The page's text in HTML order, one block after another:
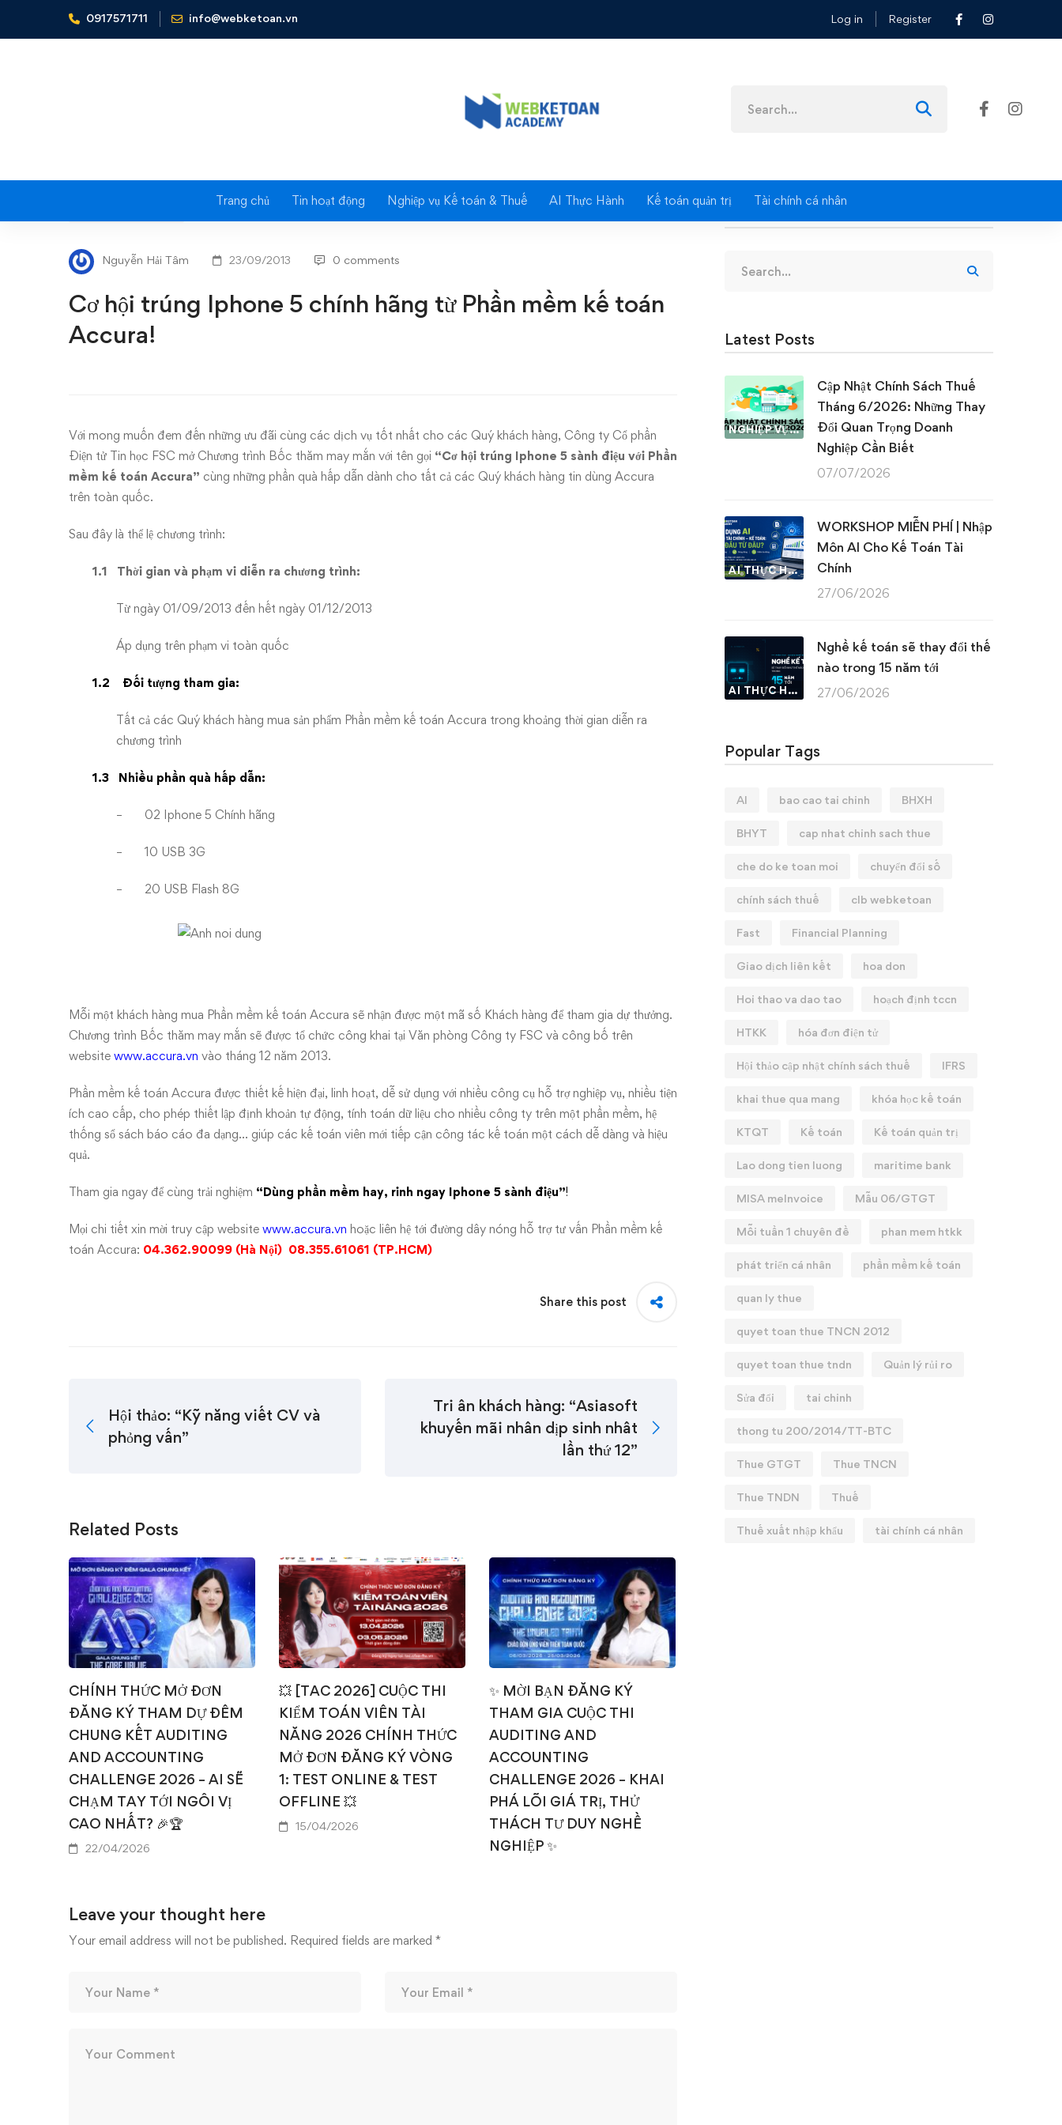
0917571711 info@webketoan.vn Log in Register
for:
Trang chủ Tin hoạt động Nghiệp vụ Kế toán & Thuế AI Thực Hành Kế toán quản trị Tài chính cá nhân
Home Tin tức - Sự kiện Cơ hội trúng Iphone 5 chính hãng từ Phần mềm kế toán Accura!
Cơ
hội
trúng
Iphone
hãng
từ
Phần
mềm
kế
toán
Accura!
Nguyễn Hải Tâm 23/09/2013 0 comments
Cơ hội trúng Iphone 5 chính hãng từ Phần mềm kế toán
Accura!
Với mong muốn đem đến những ưu đãi cùng các dịch vụ tốt nhất cho các Quý khách hàng, Công ty Cổ phần
Điện tử Tin học FSC mở Chương trình Bốc thăm may mắn với tên gọi “Cơ hội trúng Iphone 5 sành điệu với Phần
mềm kế toán Accura” cùng những phần quà hấp dẫn dành cho tất cả các Quý khách hàng tin dùng Accura
trên toàn quốc.
Sau đây là thể lệ chương trình:
1.1 Thời gian và phạm vi diễn ra chương trình:
Từ ngày 01/09/2013 đến hết ngày 01/12/2013
Áp dụng trên phạm vi toàn quốc
1.2 Đối tượng tham gia:
Tất cả các Quý khách hàng mua sản phẩm Phần mềm kế toán Accura trong khoảng thời gian diễn ra
chương trình
1.3 Nhiều phần quà hấp dẫn:
– 02 Iphone 5 Chính hãng
– 10 USB 3G
– 20 USB Flash 8G
Mỗi một khách hàng mua Phần mềm kế toán Accura sẽ nhận được một mã số Khách hàng để tham gia dự thưởng.
Chương trình Bốc thăm may mắn sẽ được tổ chức công khai tại Văn phòng Công ty FSC và công bố trên
website www.accura.vn vào tháng 12 năm 2013.
Phần mềm kế toán Accura được thiết kế hiện đại, linh hoạt, dễ sử dụng với nhiều công cụ hỗ trợ nghiệp vụ, nhiều tiện
ích cao cấp, cho phép thiết lập định khoản tự động, tính toán dữ liệu cho nhiều công ty trên một phần mềm, hệ
thống sổ sách báo cáo đa dạng… giúp các kế toán viên mới tiếp cận công tác kế toán một cách dễ dàng và hiệu
quả.
Tham gia ngay để cùng trải nghiệm “Dùng phần mềm hay, rinh ngay Iphone 5 sành điệu”!
Mọi chi tiết xin mời truy cập website www.accura.vn hoặc liên hệ tới đường dây nóng hỗ trợ tư vấn Phần mềm kế
toán Accura: 04.362.90099 (Hà Nội) 08.355.61061 (TP.HCM)
Share this post
Hội thảo: “Kỹ năng viết CV và
phỏng vấn”
Tri ân khách hàng: “Asiasoft
khuyến mãi nhân dịp sinh nhât
lần thứ 12”
Related Posts
CHÍNH THỨC MỞ ĐƠN
ĐĂNG KÝ THAM DỰ ĐÊM
CHUNG KẾT AUDITING
AND ACCOUNTING
CHALLENGE 2026 – AI SẼ
CHẠM TAY TỚI NGÔI VỊ
CAO NHẤT? 🎉🏆
22/04/2026
💥 [TAC 2026] CUỘC THI
KIỂM TOÁN VIÊN TÀI
NĂNG 2026 CHÍNH THỨC
MỞ ĐƠN ĐĂNG KÝ VÒNG
1: TEST ONLINE & TEST
OFFLINE 💥
15/04/2026
✨ MỜI BẠN ĐĂNG KÝ
THAM GIA CUỘC THI
AUDITING AND
ACCOUNTING
CHALLENGE 2026 – KHAI
PHÁ LÕI GIÁ TRỊ, THỬ
THÁCH TƯ DUY NGHỀ
NGHIỆP ✨
Leave your thought here
Your email address will not be published. Required fields are marked *
for:
Latest Posts
NGHIỆP VỤ KẾ TOÁN & THUẾ
Cập Nhật Chính Sách Thuế
Tháng 6/2026: Những Thay
Đổi Quan Trọng Doanh
Nghiệp Cần Biết
07/07/2026
AI THỰC HÀNH
WORKSHOP MIỄN PHÍ | Nhập
Môn AI Cho Kế Toán Tài
Chính
27/06/2026
AI THỰC HÀNH
Nghề kế toán sẽ thay đổi thế
nào trong 15 năm tới
27/06/2026
Popular Tags
AI bao cao tai chinh BHXH
BHYT cap nhat chinh sach thue
che do ke toan moi chuyển đổi số
chính sách thuế clb webketoan
Fast Financial Planning
Giao dịch liên kết hoa don
Hoi thao va dao tao hoạch định tccn
HTKK hóa đơn điện tử
Hội thảo cập nhật chính sách thuế IFRS
khai thue qua mang khóa học kế toán
KTQT Kế toán Kế toán quản trị
Lao dong tien luong maritime bank
MISA meInvoice Mẫu 06/GTGT
Mỗi tuần 1 chuyên đề phan mem htkk
phát triển cá nhân phần mềm kế toán
quan ly thue
quyet toan thue TNCN 2012
quyet toan thue tndn Quản lý rủi ro
Sửa đổi tai chinh
thong tu 200/2014/TT-BTC
Thue GTGT Thue TNCN
Thue TNDN Thuế
Thuế xuất nhập khẩu tài chính cá nhân